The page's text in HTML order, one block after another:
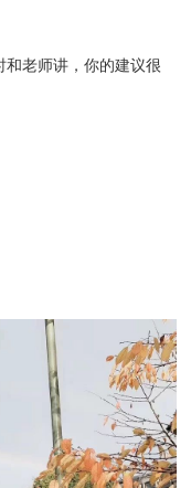
和老师讲，你的建议很